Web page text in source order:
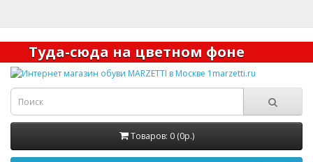
Туда-сюда на цветном фоне
Товаров: 0 (0р.)